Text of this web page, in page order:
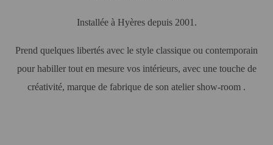
Installée à Hyères depuis 2001.
Prend quelques libertés avec le style classique ou contemporain
pour habiller tout en mesure vos intérieurs, avec une touche de
créativité, marque de fabrique de son atelier show-room .